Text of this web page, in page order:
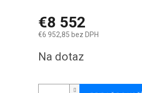
€8 552
€6 952,85 bez DPH
cena:
Na dotaz